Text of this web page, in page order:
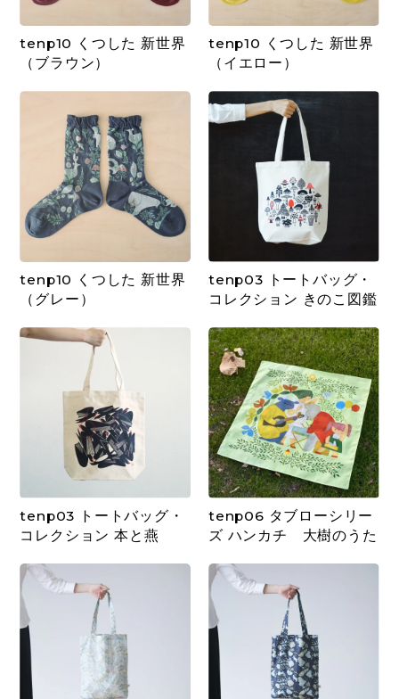
tenp10 くつした 新世界
（ブラウン）
tenp10 くつした 新世界
（イエロー）
tenp10 くつした 新世界
（グレー）
tenp03 トートバッグ・
コレクション きのこ図鑑
tenp03 トートバッグ・
コレクション 本と燕
tenp06 タブローシリー
ズ ハンカチ 大樹のうた